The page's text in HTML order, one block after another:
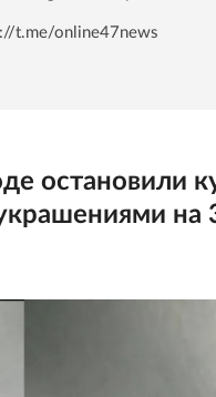
t.me/online47news
остановили
на